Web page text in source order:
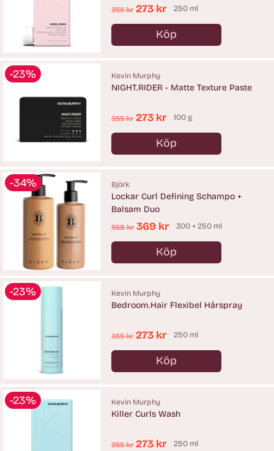
Ordinarie
pris
355 kr 273 kr 250 ml
Köp
Antal
-23% Kevin Murphy
NIGHT.RIDER - Matte Texture Paste
Ordinarie
pris
355 kr 273 kr 100 g
Köp
Antal
-34% Björk
Lockar Curl Defining Schampo +
Balsam Duo
Ordinarie
pris
558 kr 369 kr 300 + 250 ml
Köp
Antal
-23% Kevin Murphy
Bedroom.Hair Flexibel Hårspray
Ordinarie
pris
355 kr 273 kr 250 ml
Köp
Antal
-23% Kevin Murphy
Killer Curls Wash
Ordinarie
355 kr 273 kr 250 ml